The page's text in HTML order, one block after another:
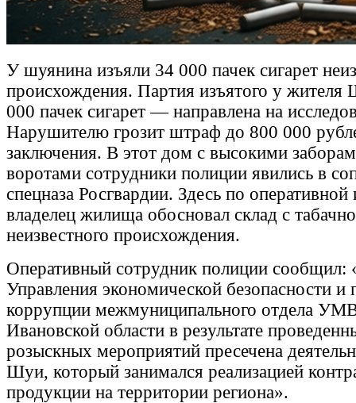
У шуянина изъяли 34 000 пачек сигарет
происхождения. Партия изъятого у
000 пачек сигарет — направлена на
Нарушителю грозит штраф до 800 000
заключения. В этот дом с высокими
воротами сотрудники полиции явились в
спецназа Росгвардии. Здесь по
владелец жилища обосновал склад с
неизвестного происхождения.
Оперативный сотрудник полиции сообщил:
Управления экономической безопасности и
коррупции межмуниципального отдела
Ивановской области в результате
розыскных мероприятий пресечена
Шуи, который занимался реализацией
продукции на территории региона».